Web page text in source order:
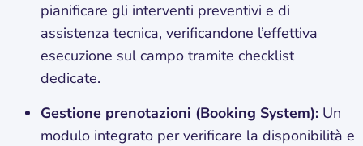
pianificare gli interventi preventivi e di
assistenza tecnica, verificandone l’effettiva
esecuzione sul campo tramite checklist
dedicate.
Gestione prenotazioni (Booking System): Un
modulo integrato per verificare la disponibilità e